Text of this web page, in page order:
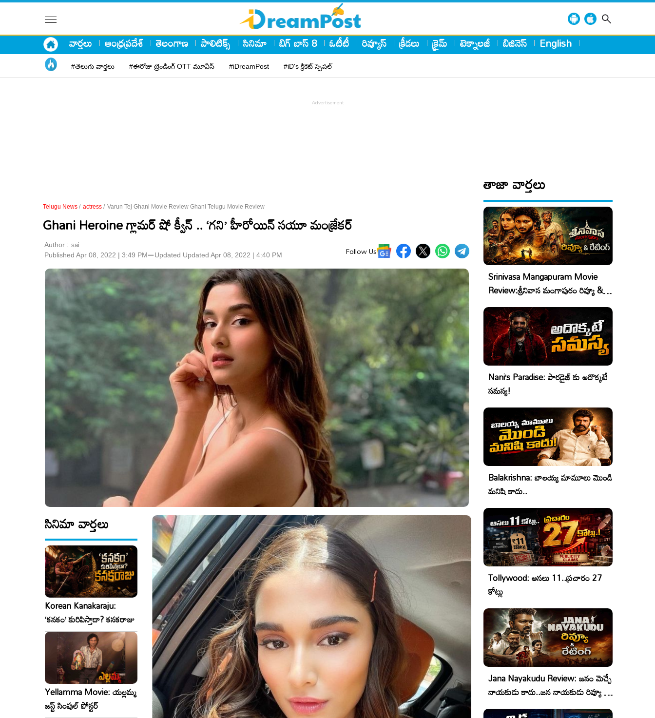
వార్తలు ఆంధ్రప్రదేశ్ తెలంగాణ పాలిటిక్స్ సినిమా బిగ్ బాస్ 8 ఓటీటీ రివ్యూస్ క్రీడలు క్రైమ్ టెక్నాలజీ బిజినెస్ English
#తెలుగు వార్తలు #ఈరోజు ట్రెండింగ్ OTT మూవీస్ #iDreamPost #iD's క్రికెట్ స్పెషల్
Telugu News / actress / Varun Tej Ghani Movie Review Ghani Telugu Movie Review
Ghani Heroine గ్లామర్ షో క్వీన్ .. ‘గని’ హీరోయిన్ సయూ మంజ్రేకర్
Author : sai
Published Apr 08, 2022 | 3:49 PM⚊Updated Updated Apr 08, 2022 | 4:40 PM Follow Us
సినిమా వార్తలు
Korean Kanakaraju:
‘కనకం’ కురిపిస్తాడా? కనకరాజు
Yellamma Movie: యల్లమ్మ
జస్ట్ సింపుల్ పోస్టర్
తాజా వార్తలు
Srinivasa Mangapuram Movie
Review:శ్రీనివాస మంగాపురం రివ్యూ &
రేటింగ్
Nani’s Paradise: పారడైజ్ కు అదొక్కటే
సమస్య!
Balakrishna: బాలయ్య మామూలు మొండి
మనిషి కాదు..
Tollywood: అసలు 11..ప్రచారం 27
కోట్లు
Jana Nayakudu Review: జనం మెచ్చే
నాయకుడు కాదు..జన నాయకుడు రివ్యూ &
రేటింగ్!